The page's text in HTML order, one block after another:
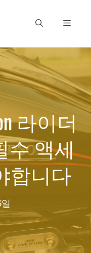
Menu
라이더
수 액세
합니다